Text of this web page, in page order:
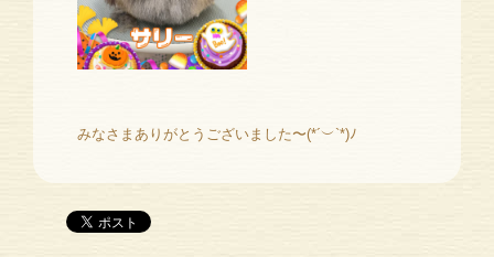
みなさまありがとうございました〜(*´︶`*)ﾉ